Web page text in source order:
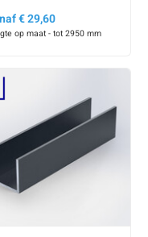
€ 29,60
op maat - tot 2950 mm